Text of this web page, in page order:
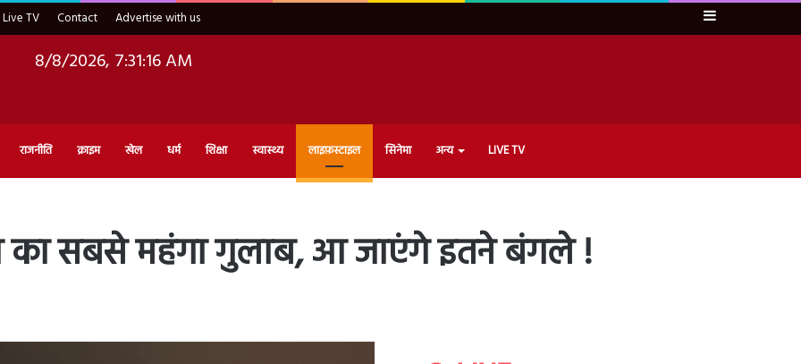
Live TV Contact Advertise with us Sidebar
8/8/2026, 7:31:18 AM
राजनीति क्राइम खेल धर्म शिक्षा स्वास्थ्य लाइफ़स्टाइल सिनेमा अन्य LIVE TV
का सबसे महंगा गुलाब, आ जाएंगे इतने बंगले !